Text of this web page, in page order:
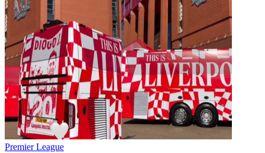
Premier League